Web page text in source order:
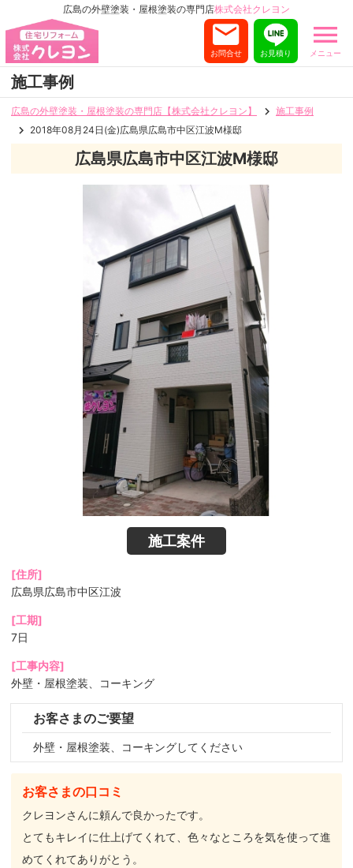
広島の外壁塗装・屋根塗装の専門店株式会社クレヨン
メニュー
お見積り
お問合せ
施工事例
広島の外壁塗装・屋根塗装の専門店【株式会社クレヨン】
施工事例
2018年08月24日(金)広島県広島市中区江波M様邸
広島県広島市中区江波M様邸
施工案件
[住所]
広島県広島市中区江波
[工期]
7日
[工事内容]
外壁・屋根塗装、コーキング
お客さまのご要望
外壁・屋根塗装、コーキングしてください
お客さまの口コミ
クレヨンさんに頼んで良かったです。
とてもキレイに仕上げてくれて、色々なところを気を使って進
めてくれてありがとう。